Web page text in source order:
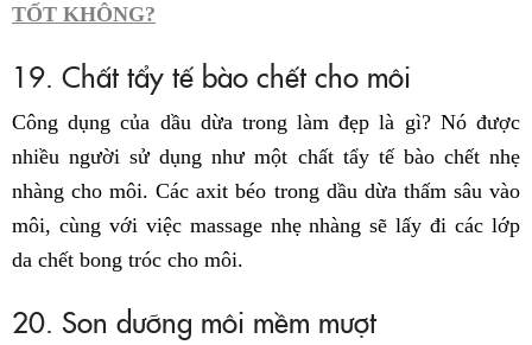
TỐT KHÔNG?
19. Chất tẩy tế bào chết cho môi
Công dụng của dầu dừa trong làm đẹp là gì? Nó được
nhiều người sử dụng như một chất tẩy tế bào chết nhẹ
nhàng cho môi. Các axit béo trong dầu dừa thấm sâu vào
môi, cùng với việc massage nhẹ nhàng sẽ lấy đi các lớp
da chết bong tróc cho môi.
20. Son dưỡng môi mềm mượt